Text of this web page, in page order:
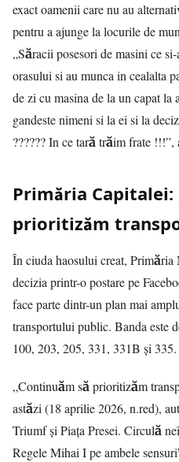
exact oamenii care nu au
pentru a ajunge la locurile de
„Săracii posesori de masini ce
orasului si au munca in cealalta
de zi cu masina de la un capat
gandeste nimeni si la ei si la
?????? In ce tară trăim frate !!!”,
Primăria Capitalei:
prioritizăm
În ciuda haosului creat,
decizia printr-o postare pe
face parte dintr-un plan mai
transportului public. Banda este
100, 203, 205, 331, 331B și 335.
„Continuăm să prioritizăm
astăzi (18 aprilie 2026, n.red),
Triumf și Piața Presei. Circulă
Regele Mihai I pe ambele